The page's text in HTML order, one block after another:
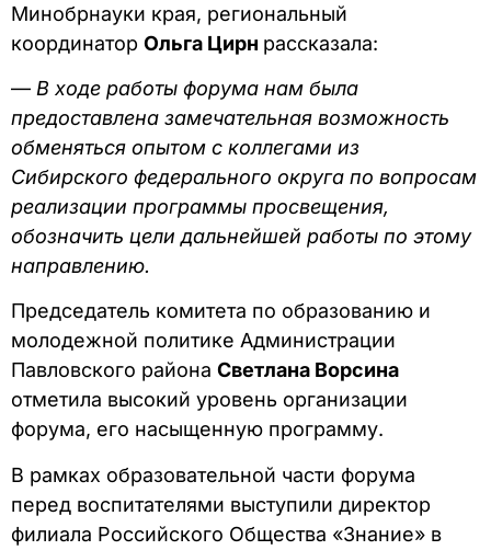
Минобрнауки края, региональный
координатор Ольга Цирн рассказала:
— В ходе работы форума нам была
предоставлена замечательная возможность
обменяться опытом с коллегами из
Сибирского федерального округа по вопросам
реализации программы просвещения,
обозначить цели дальнейшей работы по этому
направлению.
Председатель комитета по образованию и
молодежной политике Администрации
Павловского района Светлана Ворсина
отметила высокий уровень организации
форума, его насыщенную программу.
В рамках образовательной части форума
перед воспитателями выступили директор
филиала Российского Общества «Знание» в